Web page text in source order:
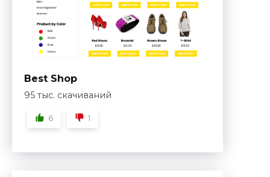
Best Shop
95 тыс. скачиваний
6 1